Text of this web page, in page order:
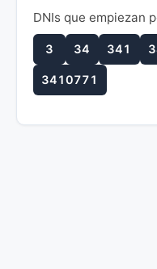
DNIs que empiezan
3 34 341
3410771